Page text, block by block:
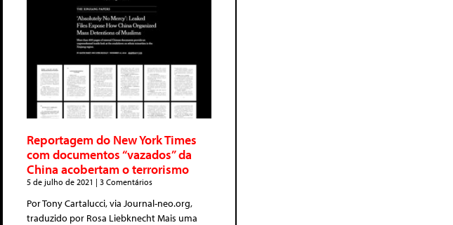
Reportagem do New York Times
com documentos “vazados” da
China acobertam o terrorismo
5 de julho de 2021 3 Comentários
Por Tony Cartalucci, via Journal-neo.org,
traduzido por Rosa Liebknecht Mais uma